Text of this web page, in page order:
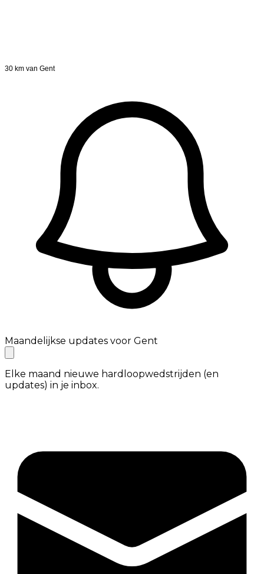
30 km van Gent
Maandelijkse updates voor Gent
Elke maand nieuwe hardloopwedstrijden (en
updates) in je inbox.